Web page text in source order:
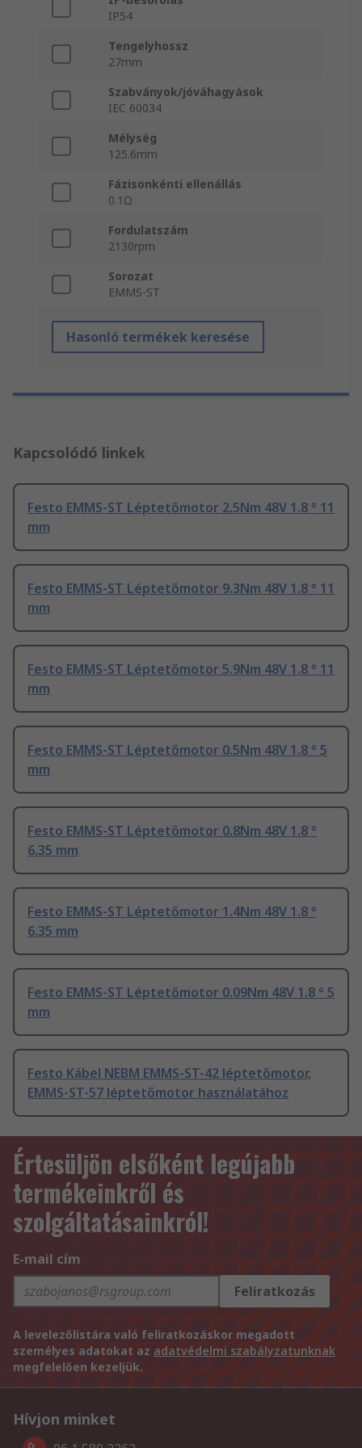
IP54
Tengelyhossz
27mm
Szabványok/jóváhagyások
IEC 60034
Mélység
125.6mm
Fázisonkénti ellenállás
0.1Ω
Fordulatszám
2130rpm
Sorozat
EMMS-ST
Hasonló termékek keresése
Kapcsolódó linkek
Festo EMMS-ST Léptetőmotor 2.5Nm 48V 1.8 ° 11
mm
Festo EMMS-ST Léptetőmotor 9.3Nm 48V 1.8 ° 11
mm
Festo EMMS-ST Léptetőmotor 5.9Nm 48V 1.8 ° 11
mm
Festo EMMS-ST Léptetőmotor 0.5Nm 48V 1.8 ° 5
mm
Festo EMMS-ST Léptetőmotor 0.8Nm 48V 1.8 °
6.35 mm
Festo EMMS-ST Léptetőmotor 1.4Nm 48V 1.8 °
6.35 mm
Festo EMMS-ST Léptetőmotor 0.09Nm 48V 1.8 ° 5
mm
Festo Kábel NEBM EMMS-ST-42 léptetőmotor,
EMMS-ST-57 léptetőmotor használatához
Értesüljön elsőként legújabb
termékeinkről és
szolgáltatásainkról!
E-mail cím
Feliratkozás
A levelezőlistára való feliratkozáskor megadott
személyes adatokat az adatvédelmi szabályzatunknak
megfelelően kezeljük.
Hívjon minket